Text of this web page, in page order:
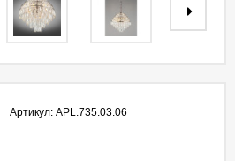
Артикул: APL.735.03.06